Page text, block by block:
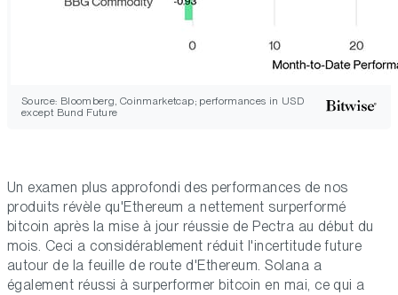
Source: Bloomberg, Coinmarketcap; performances in USD
except Bund Future
Un examen plus approfondi des performances de nos
produits révèle qu'Ethereum a nettement surperformé
bitcoin après la mise à jour réussie de Pectra au début du
mois. Ceci a considérablement réduit l'incertitude future
autour de la feuille de route d'Ethereum. Solana a
également réussi à surperformer bitcoin en mai, ce qui a